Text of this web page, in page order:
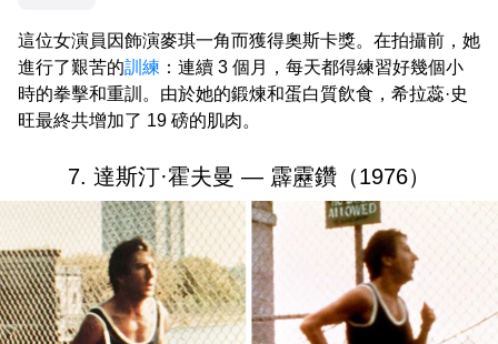
這位女演員因飾演麥琪一角而獲得奧斯卡獎。在拍攝前，她
進行了艱苦的訓練 ：連續 3 個月，每天都得練習好幾個小
時的拳擊和重訓。由於她的鍛煉和蛋白質飲食，希拉蕊·史
旺最終共增加了 19 磅的肌肉。
7. 達斯汀·霍夫曼 — 霹靂鑽（1976）